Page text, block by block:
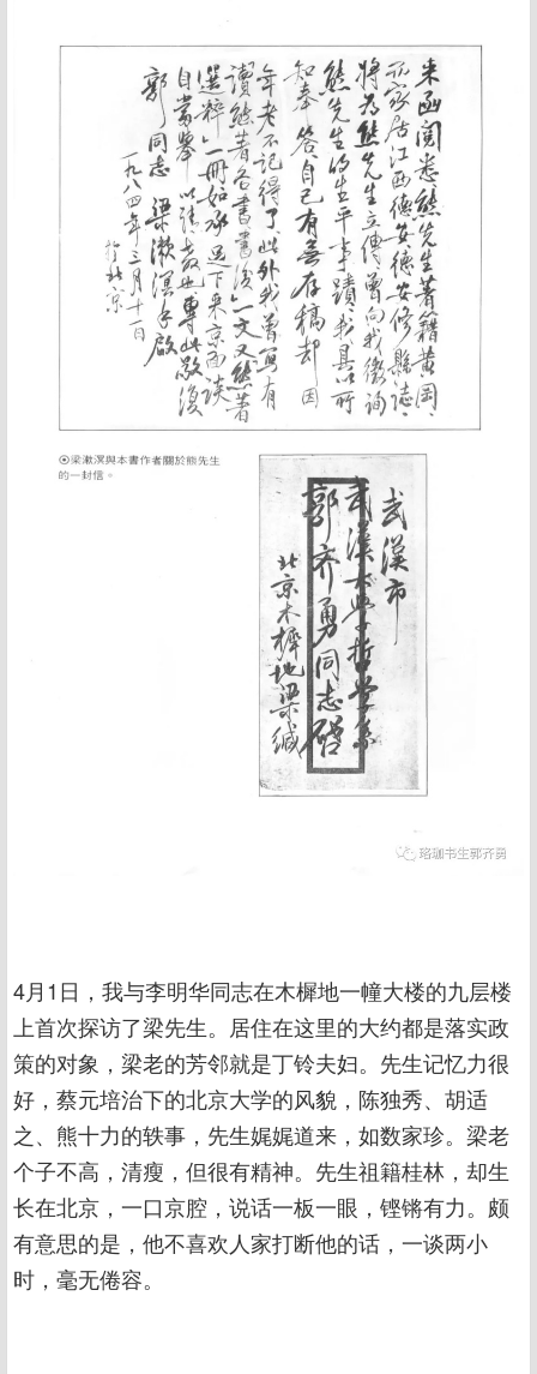
4月1日，我与李明华同志在木樨地一幢大楼的九层楼
上首次探访了梁先生。居住在这里的大约都是落实政
策的对象，梁老的芳邻就是丁铃夫妇。先生记忆力很
好，蔡元培治下的北京大学的风貌，陈独秀、胡适
之、熊十力的轶事，先生娓娓道来，如数家珍。梁老
个子不高，清瘦，但很有精神。先生祖籍桂林，却生
长在北京，一口京腔，说话一板一眼，铿锵有力。颇
有意思的是，他不喜欢人家打断他的话，一谈两小
时，毫无倦容。